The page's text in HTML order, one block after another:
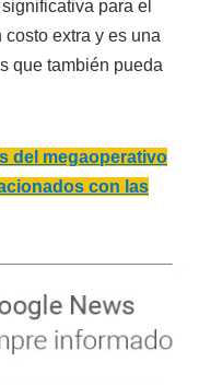
para el
extra y es una
que también pueda
del megaoperativo
con las